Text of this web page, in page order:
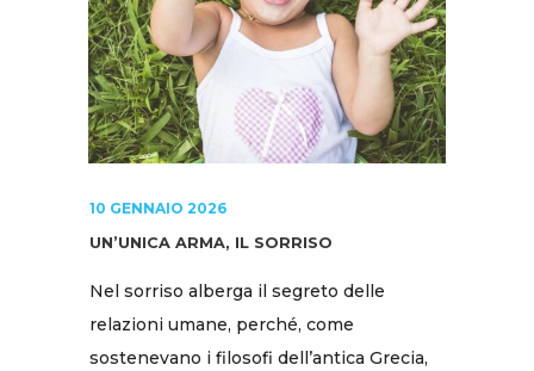
10 GENNAIO 2026
UN’UNICA ARMA, IL SORRISO
Nel sorriso alberga il segreto delle
relazioni umane, perché, come
sostenevano i filosofi dell’antica Grecia,